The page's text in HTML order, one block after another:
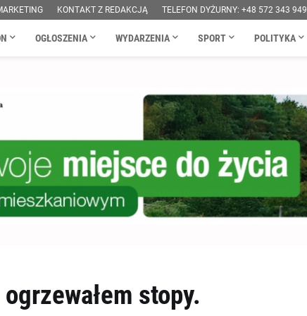
KONTAKT Z REDAKCJĄ TELEFON DYŻURNY: +48 572 343 949
OGŁOSZENIA WYDARZENIA SPORT POLITYKA
stopy.